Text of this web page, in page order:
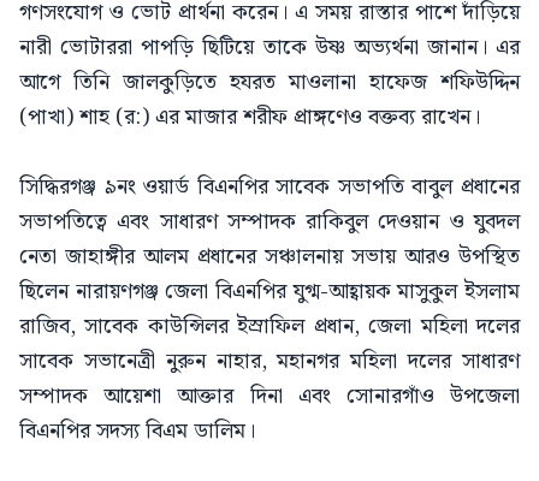
গণসংযোগ ও ভোট প্রার্থনা করেন। এ সময় রাস্তার পাশে দাঁড়িয়ে
নারী ভোটাররা পাপড়ি ছিটিয়ে তাকে উষ্ণ অভ্যর্থনা জানান। এর
আগে তিনি জালকুড়িতে হযরত মাওলানা হাফেজ শফিউদ্দিন
(পাখা) শাহ (র:) এর মাজার শরীফ প্রাঙ্গণেও বক্তব্য রাখেন।
সিদ্ধিরগঞ্জ ৯নং ওয়ার্ড বিএনপির সাবেক সভাপতি বাবুল প্রধানের
সভাপতিত্বে এবং সাধারণ সম্পাদক রাকিবুল দেওয়ান ও যুবদল
নেতা জাহাঙ্গীর আলম প্রধানের সঞ্চালনায় সভায় আরও উপস্থিত
ছিলেন নারায়ণগঞ্জ জেলা বিএনপির যুগ্ম-আহ্বায়ক মাসুকুল ইসলাম
রাজিব, সাবেক কাউন্সিলর ইস্রাফিল প্রধান, জেলা মহিলা দলের
সাবেক সভানেত্রী নুরুন নাহার, মহানগর মহিলা দলের সাধারণ
সম্পাদক আয়েশা আক্তার দিনা এবং সোনারগাঁও উপজেলা
বিএনপির সদস্য বিএম ডালিম।